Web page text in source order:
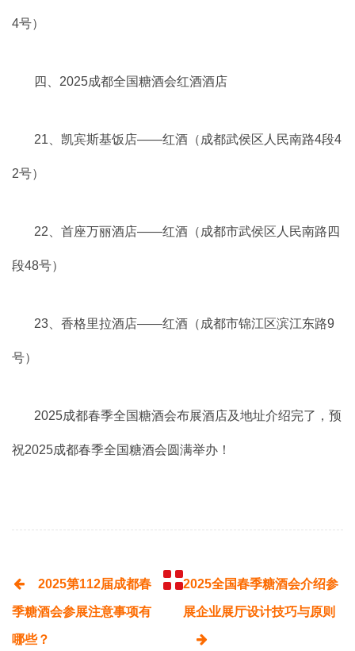
4号）
四、2025成都全国糖酒会红酒酒店
21、凯宾斯基饭店——红酒（成都武侯区人民南路4段4
2号）
22、首座万丽酒店——红酒（成都市武侯区人民南路四
段48号）
23、香格里拉酒店——红酒（成都市锦江区滨江东路9
号）
2025成都春季全国糖酒会布展酒店及地址介绍完了，预
祝2025成都春季全国糖酒会圆满举办！
2025第112届成都春
季糖酒会参展注意事项有
哪些？
2025全国春季糖酒会介绍参
展企业展厅设计技巧与原则